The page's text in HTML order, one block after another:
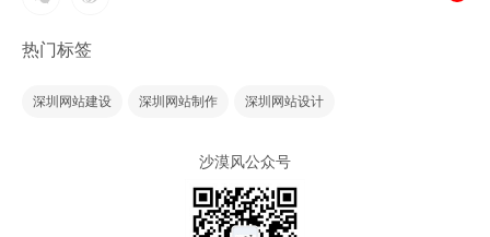
热门标签
深圳网站建设 深圳网站制作 深圳网站设计
沙漠风公众号